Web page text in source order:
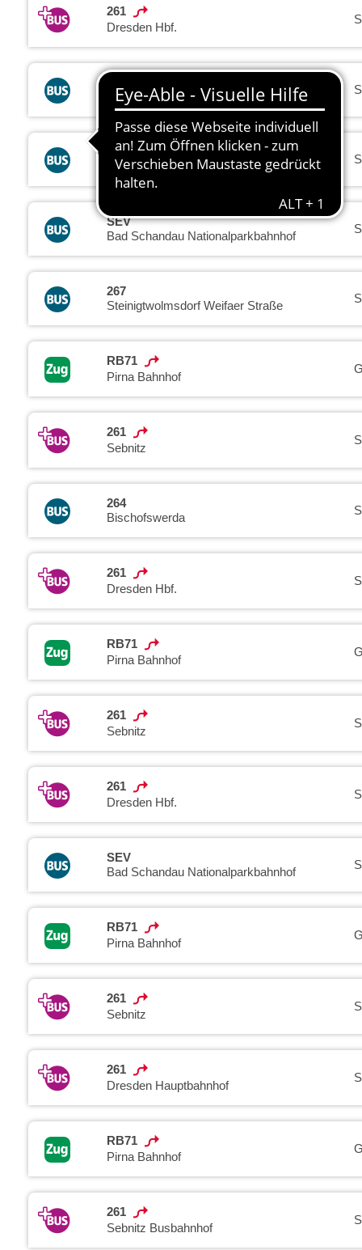
261
Dresden Hbf.
Hohnstein
267
Sebnitz
SEV
Bad Schandau Nationalparkbahnhof
267
Steinigtwolmsdorf Weifaer Straße
RB71
Pirna Bahnhof
261
Sebnitz
264
Bischofswerda
261
Dresden Hbf.
RB71
Pirna Bahnhof
261
Sebnitz
261
Dresden Hbf.
SEV
Bad Schandau Nationalparkbahnhof
RB71
Pirna Bahnhof
261
Sebnitz
261
Dresden Hauptbahnhof
RB71
Pirna Bahnhof
261
Sebnitz Busbahnhof